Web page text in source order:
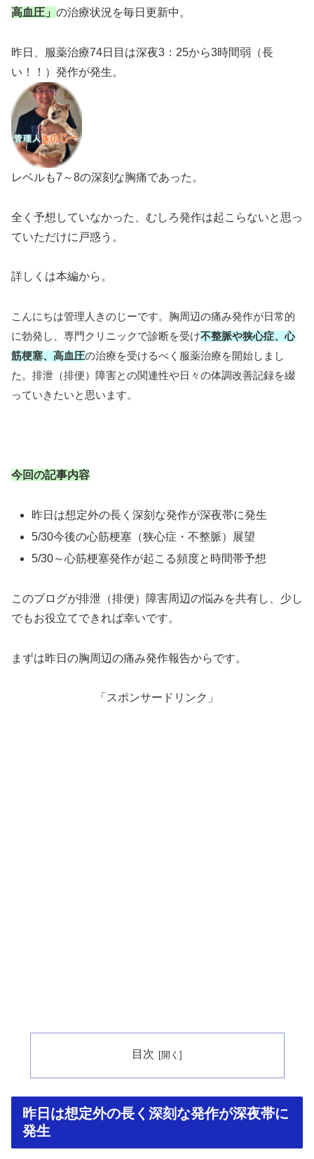
高血圧」 の治療状況を毎日更新中。
昨日、服薬治療74日目は深夜3：25から3時間弱（長
い！！）発作が発生。
レベルも7～8の深刻な胸痛であった。
全く予想していなかった、むしろ発作は起こらないと思っ
ていただけに戸惑う。
詳しくは本編から。
こんにちは管理人きのじーです。胸周辺の痛み発作が日常的
に勃発し、専門クリニックで診断を受け不整脈や狭心症、心
筋梗塞、高血圧の治療を受けるべく服薬治療を開始しまし
た。排泄（排便）障害との関連性や日々の体調改善記録を綴
っていきたいと思います。
今回の記事内容
昨日は想定外の長く深刻な発作が深夜帯に発生
5/30今後の心筋梗塞（狭心症・不整脈）展望
5/30～心筋梗塞発作が起こる頻度と時間帯予想
このブログが排泄（排便）障害周辺の悩みを共有し、少し
でもお役立てできれば幸いです。
まずは昨日の胸周辺の痛み発作報告からです。
「スポンサードリンク」
目次
昨日は想定外の長く深刻な発作が深夜帯に
発生